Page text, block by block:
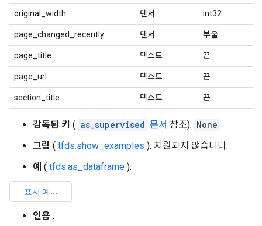
original_width 텐서 int32
page_changed_recently 텐서 부울
page_title 텍스트 끈
page_url 텍스트 끈
section_title 텍스트 끈
감독된 키 ( as_supervised 문서 참조): None
그림 ( tfds.show_examples ): 지원되지 않습니다.
예 ( tfds.as_dataframe ):
인용 :